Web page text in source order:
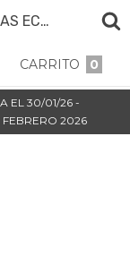
DOCTORADO FACULTAD DE CIENCIAS ECONÓMICAS UNT
CARRITO 0
EL 30/01/26 -
FEBRERO 2026